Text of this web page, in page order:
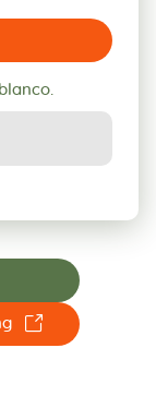
☐